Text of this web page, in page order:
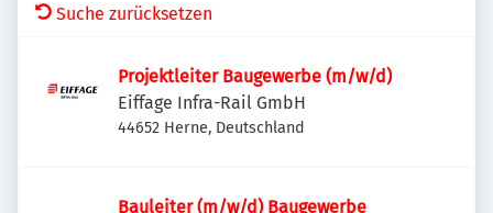
Suche zurücksetzen
Projektleiter Baugewerbe (m/w/d)
Eiffage Infra-Rail GmbH
44652 Herne, Deutschland
Bauleiter (m/w/d) Baugewerbe